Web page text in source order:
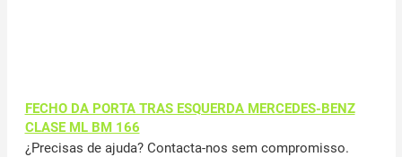
FECHO DA PORTA TRAS ESQUERDA MERCEDES-BENZ
CLASE ML BM 166
¿Precisas de ajuda? Contacta-nos sem compromisso.